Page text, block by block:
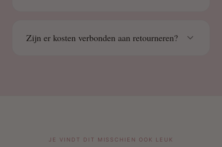
Zijn er kosten verbonden aan retourneren?
JE VINDT DIT MISSCHIEN OOK LEUK